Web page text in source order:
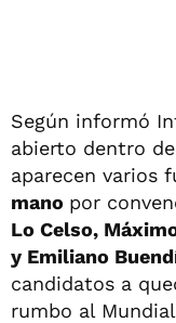
Según informó
abierto dentro
aparecen varios
mano por
Lo Celso,
y Emiliano
candidatos a
rumbo al